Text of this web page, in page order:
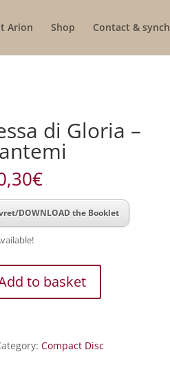
Arion Shop Contact & synch
di Gloria –
€
DOWNLOAD the Booklet
to basket
Compact Disc